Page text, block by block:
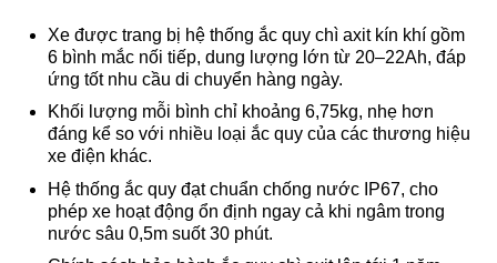
Xe được trang bị hệ thống ắc quy chì axit kín khí gồm
6 bình mắc nối tiếp, dung lượng lớn từ 20–22Ah, đáp
ứng tốt nhu cầu di chuyển hàng ngày.
Khối lượng mỗi bình chỉ khoảng 6,75kg, nhẹ hơn
đáng kể so với nhiều loại ắc quy của các thương hiệu
xe điện khác.
Hệ thống ắc quy đạt chuẩn chống nước IP67, cho
phép xe hoạt động ổn định ngay cả khi ngâm trong
nước sâu 0,5m suốt 30 phút.